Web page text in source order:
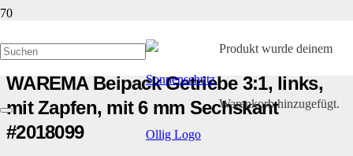
Produktwurde deinem
Warenkorb hinzugefügt.
links, mit Zapfen, mit 6 mm Sechskant #2018099
WAREMA Beipack Getriebe 3:1, links,
mit Zapfen, mit 6 mm Sechskant
#2018099